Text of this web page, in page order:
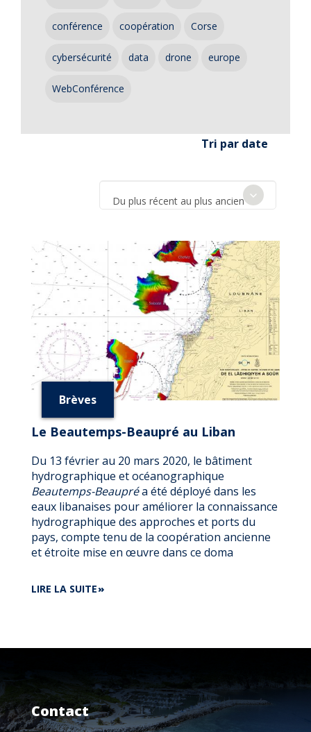
conférence coopération Corse
cybersécurité data drone europe
WebConférence
Tri par date
Du plus récent au plus ancien
Brèves
Le Beautemps-Beaupré au Liban
Du 13 février au 20 mars 2020, le bâtiment
hydrographique et océanographique
Beautemps-Beaupréa été déployé dans les
eaux libanaises pour améliorer la connaissance
hydrographique des approches et ports du
pays, compte tenu de la coopération ancienne
et étroite mise en œuvre dans ce doma
LIRE LA SUITEDE
Contact